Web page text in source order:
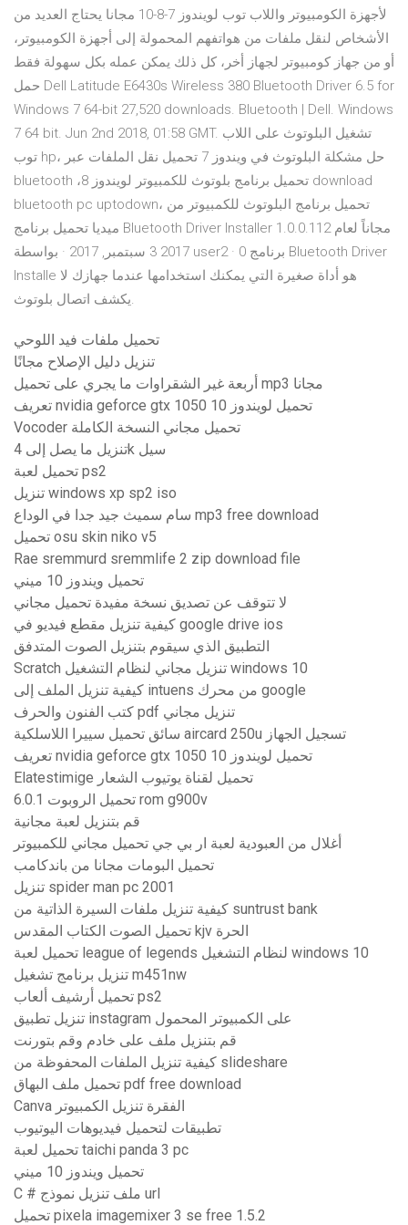
لأجهزة الكومبيوتر واللاب توب لويندوز 7-8-10 مجانا يحتاج العديد من
الأشخاص لنقل ملفات من هواتفهم المحمولة إلى أجهزة الكومبيوتر،
أو من جهاز كومبيوتر لجهاز أخر، كل ذلك يمكن عمله بكل سهولة فقط
حمل Dell Latitude E6430s Wireless 380 Bluetooth Driver 6.5 for
Windows 7 64-bit 27,520 downloads. Bluetooth | Dell. Windows
7 64 bit. Jun 2nd 2018, 01:58 GMT. تشغيل البلوتوث على اللاب
توب hp، حل مشكلة البلوتوث في ويندوز 7 تحميل نقل الملفات عبر
bluetooth ،تحميل برنامج بلوتوث للكمبيوتر لويندوز 8 download
bluetooth pc uptodown، تحميل برنامج البلوتوث للكمبيوتر من
ميديا تحميل برنامج Bluetooth Driver Installer 1.0.0.112 مجاناً لعام
2017 3 سبتمبر, 2017 · بواسطة user2 · 0 برنامج Bluetooth Driver
Installe هو أداة صغيرة التي يمكنك استخدامها عندما جهازك لا
يكشف اتصال بلوتوث.
تحميل ملفات فيد اللوحي
تنزيل دليل الإصلاح مجانًا
أربعة غير الشقراوات ما يجري على تحميل mp3 مجانا
تعريف nvidia geforce gtx 1050 تحميل لويندوز 10
Vocoder تحميل مجاني النسخة الكاملة
تنزيل ما يصل إلى 4k سيل
تحميل لعبة ps2
تنزيل windows xp sp2 iso
سام سميث جيد جدا في الوداع mp3 free download
تحميل osu skin niko v5
Rae sremmurd sremmlife 2 zip download file
تحميل ويندوز 10 ميني
لا تتوقف عن تصديق نسخة مفيدة تحميل مجاني
كيفية تنزيل مقطع فيديو في google drive ios
التطبيق الذي سيقوم بتنزيل الصوت المتدفق
Scratch تنزيل مجاني لنظام التشغيل windows 10
كيفية تنزيل الملف إلى intuens من محرك google
كتب الفنون والحرف pdf تنزيل مجاني
سائق تحميل سييرا اللاسلكية aircard 250u تسجيل الجهاز
تعريف nvidia geforce gtx 1050 تحميل لويندوز 10
Elatestimige تحميل لقناة يوتيوب الشعار
تحميل الروبوت 6.0.1 rom g900v
قم بتنزيل لعبة مجانية
أغلال من العبودية لعبة ار بي جي تحميل مجاني للكمبيوتر
تحميل البومات مجانا من باندكامب
تنزيل spider man pc 2001
كيفية تنزيل ملفات السيرة الذاتية من suntrust bank
تحميل الصوت الكتاب المقدس kjv الحرة
تحميل لعبة league of legends لنظام التشغيل windows 10
تنزيل برنامج تشغيل m451nw
تحميل أرشيف ألعاب ps2
تنزيل تطبيق instagram على الكمبيوتر المحمول
قم بتنزيل ملف على خادم وقم بتورنت
كيفية تنزيل الملفات المحفوظة من slideshare
تحميل ملف البهاق pdf free download
Canva الفقرة تنزيل الكمبيوتر
تطبيقات لتحميل فيديوهات اليوتيوب
تحميل لعبة taichi panda 3 pc
تحميل ويندوز 10 ميني
C # ملف تنزيل نموذج url
تحميل pixela imagemixer 3 se free 1.5.2